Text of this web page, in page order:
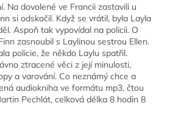
Na dovolené ve Francii zastavili u
si odskočil. Když se vrátil, byla Layla
Aspoň tak vypovídal na policii. O
zasnoubil s Laylinou sestrou Ellen.
policie, že někdo Laylu spatřil.
ztracené věci z její minulosti,
a varování. Co neznámý chce a
audiokniha ve formátu mp3, čtou
Pechlát, celková délka 8 hodin 8